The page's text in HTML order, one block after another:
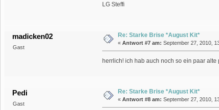
LG Steffi
madicken02
Gast
Re: Starke Brise *August Kit*
« Antwort #7 am: September 27, 2010,
herrlich! ich hab auch noch so ein paar alte
Pedi
Gast
Re: Starke Brise *August Kit*
« Antwort #8 am: September 27, 2010,